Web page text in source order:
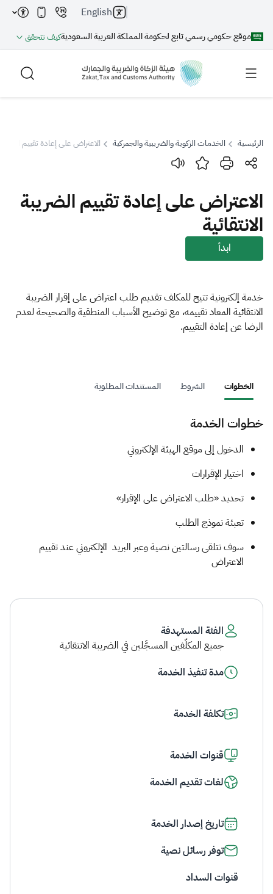
موقع حكومي رسمي تابع لحكومة المملكة العربية السعوديةكيف تتحقق
English
بحث
بحث بحث AI
اقتراحات
الإقرار الضريبي
التصرفات العقارية
الرئيسية الخدمات الزكوية والضريبية والجمركية الاعتراض على إعادة تقييم الضريبة
الاعتراض على إعادة تقييم الضريبة
الانتقائية
ابدأ
خدمة إلكترونية تتيح للمكلف تقديم طلب اعتراض على إقرار الضريبة
الانتقائية المعاد تقييمه، مع توضيح الأسباب المنطقية والصحيحة لعدم
الرضا عن إعادة التقييم.
الخطوات الشروط المستندات المطلوبة
خطوات الخدمة
​​​​الدخول إلى موقع الهيئة الإلكتروني
اختيار الإقرارات
تحديد «طلب الاعتراض على الإقرار»
تعبئة نموذج الطلب
سوف تتلقى رسالتين نصية وعبر البريد ​ الإلكتروني عند تقييم
الاعتراض
الفئة المستهدفة
جميع المكلّفين المسجَّلين في الضريبة الانتقائية
مدة تنفيذ الخدمة
تكلفة الخدمة
قنوات الخدمة
لغات تقديم الخدمة
تاريخ إصدار الخدمة
توفر رسائل نصية
قنوات السداد